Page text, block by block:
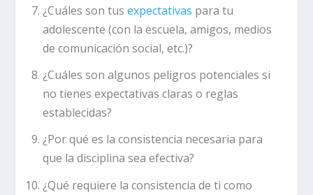
¿Cuáles son tus expectativas para tu
adolescente (con la escuela, amigos, medios
de comunicación social, etc.)?
¿Cuáles son algunos peligros potenciales si
no tienes expectativas claras o reglas
establecidas?
¿Por qué es la consistencia necesaria para
que la disciplina sea efectiva?
¿Qué requiere la consistencia de ti como